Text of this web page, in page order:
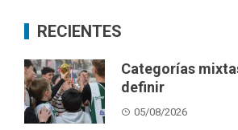
RECIENTES
Categorías
definir
05/08/2026